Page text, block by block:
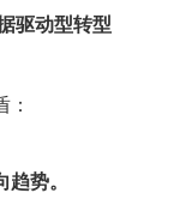
驱动型转型
势。